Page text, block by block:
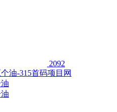
2092